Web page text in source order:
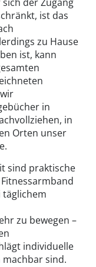
der Zugang
ist das
zu Hause
ist, kann
in
in
Orten unser
sind praktische
zu bewegen –
individuelle
sind.